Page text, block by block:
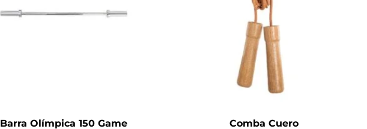
Barra Olímpica 150 Game
Comba Cuero